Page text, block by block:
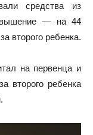
средства из
— на 44
второго ребенка.
на первенца и
второго ребенка